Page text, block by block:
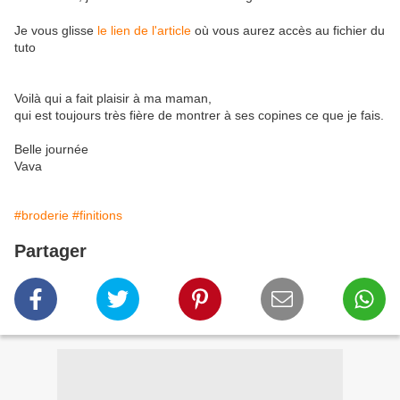
Je vous glisse le lien de l'article où vous aurez accès au fichier du
tuto
Voilà qui a fait plaisir à ma maman,
qui est toujours très fière de montrer à ses copines ce que je fais.
Belle journée
Vava
#broderie #finitions
Partager